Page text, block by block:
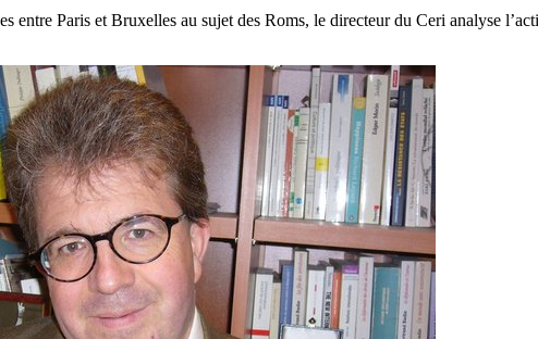
entre Paris et Bruxelles au sujet des Roms, le directeur du Ceri analyse